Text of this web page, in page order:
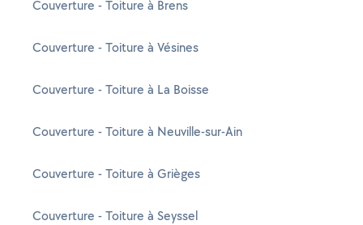
Couverture - Toiture à Brens
Couverture - Toiture à Vésines
Couverture - Toiture à La Boisse
Couverture - Toiture à Neuville-sur-Ain
Couverture - Toiture à Grièges
Couverture - Toiture à Seyssel